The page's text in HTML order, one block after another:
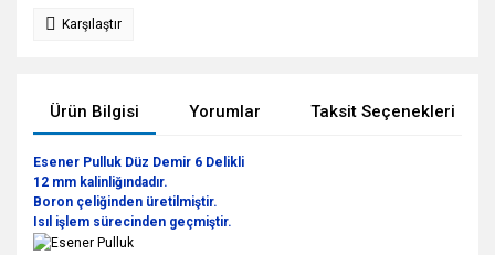
Karşılaştır
Ürün Bilgisi Yorumlar Taksit Seçenekleri
Esener Pulluk Düz Demir 6 Delikli
12 mm kalinliğındadır.
Boron çeliğinden üretilmiştir.
Isıl işlem sürecinden geçmiştir.